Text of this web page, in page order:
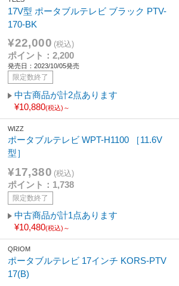
17V型 ポータブルテレビ ブラック PTV-
170-BK
¥22,000 (税込)
ポイント：2,200
発売日：2023/10/05発売
限定数終了
中古商品が計2点あります
¥10,880(税込)～
WIZZ
ポータブルテレビ WPT-H1100 ［11.6V
型］
¥17,380 (税込)
ポイント：1,738
限定数終了
中古商品が計1点あります
¥10,480(税込)～
QRIOM
ポータブルテレビ 17インチ KORS-PTV
17(B)